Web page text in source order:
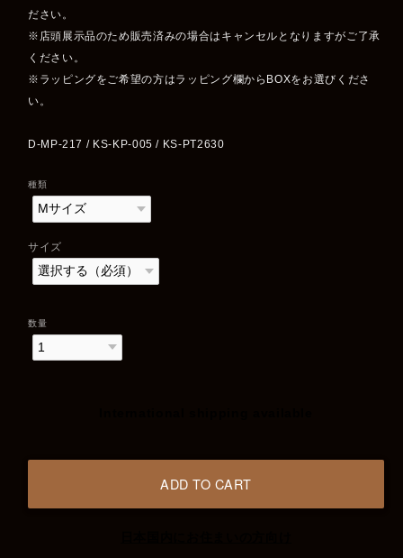
ださい。
※店頭展示品のため販売済みの場合はキャンセルとなりますがご了承
ください。
※ラッピングをご希望の方はラッピング欄からBOXをお選びくださ
い。
D-MP-217 / KS-KP-005 / KS-PT2630
種類
サイズ
数量
ADD TO CART